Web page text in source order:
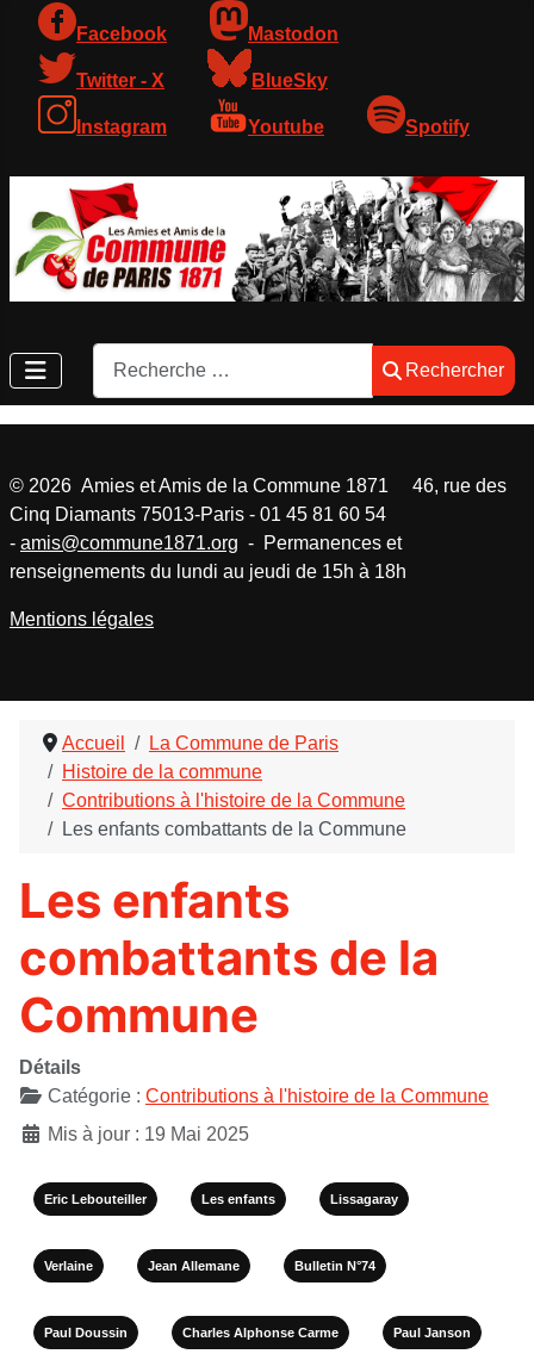
Facebook Mastodon
Twitter - X BlueSky
Instagram Youtube Spotify
Rechercher
Rechercher
Accueil
La Commune de Paris
Histoire de la commune
Contributions à l'histoire de la Commune
Les enfants combattants de la Commune
Les enfants
combattants de la
Commune
Détails
Catégorie : Contributions à l'histoire de la Commune
Mis à jour : 19 Mai 2025
Eric Lebouteiller Les enfants Lissagaray
Verlaine Jean Allemane Bulletin N°74
Paul Doussin Charles Alphonse Carme Paul Janson
© 2026 Amies et Amis de la Commune 1871 46, rue des
Cinq Diamants 75013-Paris - 01 45 81 60 54
- amis@commune1871.org - Permanences et
renseignements du lundi au jeudi de 15h à 18h
Mentions légales